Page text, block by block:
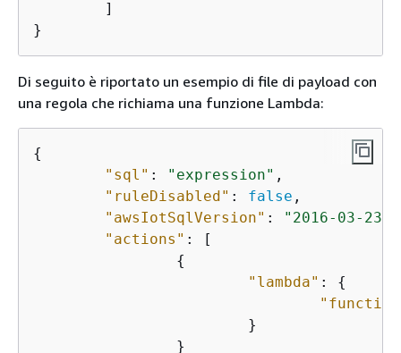
}
Di seguito è riportato un esempio di file di payload con
una regola che richiama una funzione Lambda:
{
"sql" : "expression" ,
"ruleDisabled" : false ,
"awsIotSqlVersion" : "2016-03-23"
"actions" : [
{
"lambda" : {